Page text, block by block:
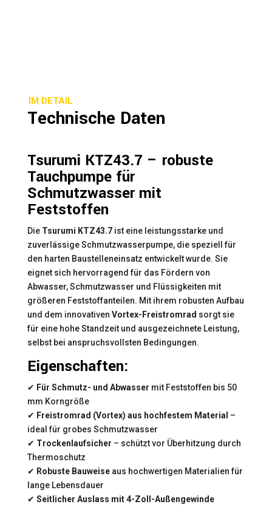
IM DETAIL
Technische Daten
Tsurumi KTZ43.7 – robuste
Tauchpumpe für
Schmutzwasser mit
Feststoffen
Die Tsurumi KTZ43.7ist eine leistungsstarke und
zuverlässige Schmutzwasserpumpe, die speziell für
den harten Baustelleneinsatz entwickelt wurde. Sie
eignet sich hervorragend für das Fördern von
Abwasser, Schmutzwasser und Flüssigkeiten mit
größeren Feststoffanteilen. Mit ihrem robusten Aufbau
und dem innovativen Vortex-Freistromrad sorgt sie
für eine hohe Standzeit und ausgezeichnete Leistung,
selbst bei anspruchsvollsten Bedingungen.
Eigenschaften:
✔ Für Schmutz- und Abwasser mit Feststoffen bis 50
mm Korngröße
✔ Freistromrad (Vortex) aus hochfestem Material –
ideal für grobes Schmutzwasser
✔ Trockenlaufsicher – schützt vor Überhitzung durch
Thermoschutz
✔ Robuste Bauweiseaus hochwertigen Materialien für
lange Lebensdauer
✔ Seitlicher Auslass mit 4-Zoll-Außengewinde